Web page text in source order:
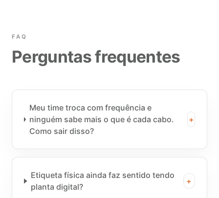
FAQ
Perguntas frequentes
Meu time troca com frequência e
ninguém sabe mais o que é cada cabo.
Como sair disso?
+
Etiqueta física ainda faz sentido tendo
planta digital?
+